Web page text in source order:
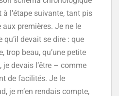
l’étape suivante, tant pis
aux premières. Je ne le
qu’il devait se dire : que
trop beau, qu’une petite
devais l’être – comme
de facilités. Je le
je m’en rendais compte,